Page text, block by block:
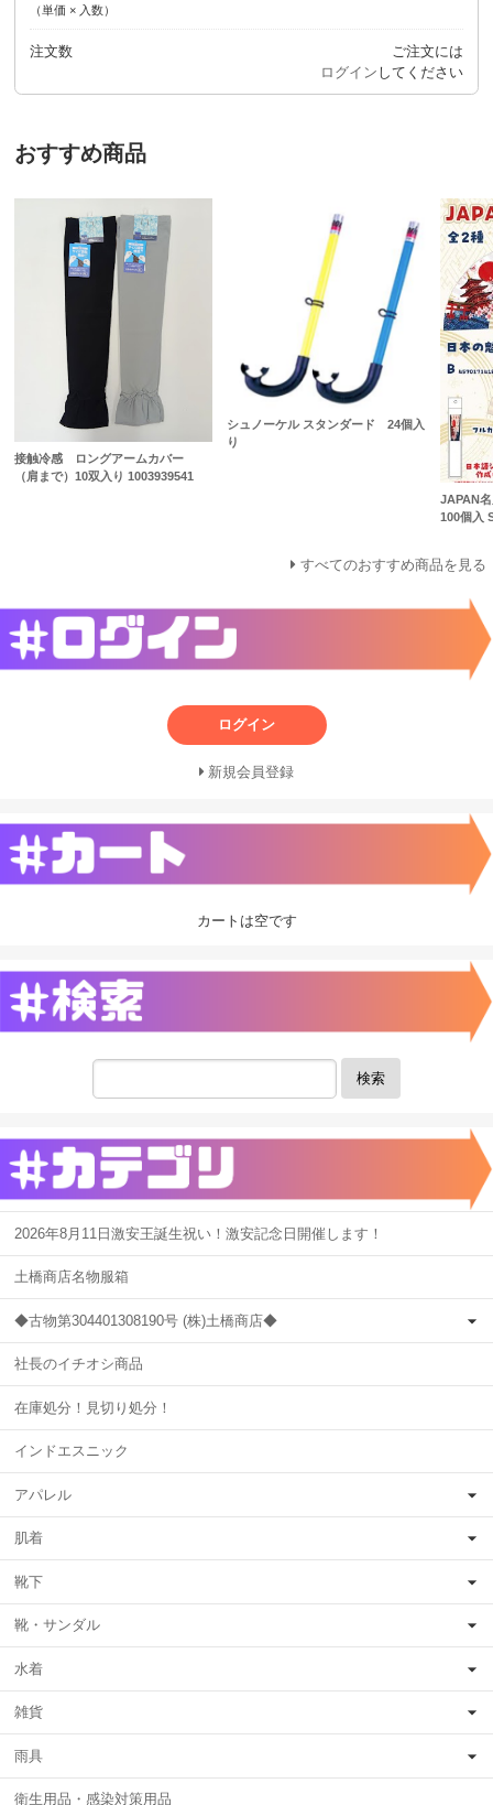
（単価 × 入数）
注文数
ご注文には
ログイン してください
おすすめ商品
接触冷感 ロングアームカバー
（肩まで）10双入り 1003939541
シュノーケル スタンダード 24個入
り
JAPAN
100個入
すべてのおすすめ商品を見る
ログイン
新規会員登録
カートは空です
検索
2026年8月11日激安王誕生祝い！激安記念日開催します！
土橋商店名物服箱
◆古物第304401308190号 (株)土橋商店◆
社長のイチオシ商品
在庫処分！見切り処分！
インドエスニック
アパレル
肌着
靴下
靴・サンダル
水着
雑貨
雨具
衛生用品・感染対策用品